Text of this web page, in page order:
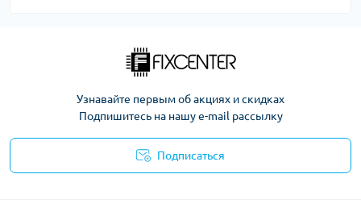
Узнавайте первым об акциях и скидках
Подпишитесь на нашу e-mail рассылку
Подписаться